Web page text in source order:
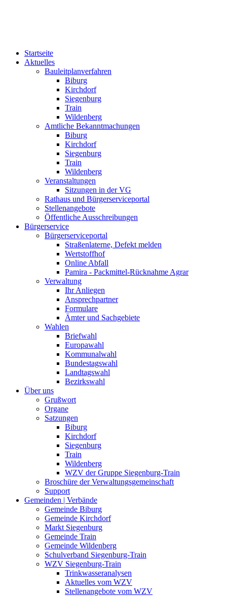
Startseite
Aktuelles
Bauleitplanverfahren
Biburg
Kirchdorf
Siegenburg
Train
Wildenberg
Amtliche Bekanntmachungen
Biburg
Kirchdorf
Siegenburg
Train
Wildenberg
Veranstaltungen
Sitzungen in der VG
Rathaus und Bürgerserviceportal
Stellenangebote
Öffentliche Ausschreibungen
Bürgerservice
Bürgerserviceportal
Straßenlaterne, Defekt melden
Wertstoffhof
Online Abfall
Pamira - Packmittel-Rücknahme Agrar
Verwaltung
Ihr Anliegen
Ansprechpartner
Formulare
Ämter und Sachgebiete
Wahlen
Briefwahl
Europawahl
Kommunalwahl
Bundestagswahl
Landtagswahl
Bezirkswahl
Über uns
Grußwort
Organe
Satzungen
Biburg
Kirchdorf
Siegenburg
Train
Wildenberg
WZV der Gruppe Siegenburg-Train
Broschüre der Verwaltungsgemeinschaft
Support
Gemeinden | Verbände
Gemeinde Biburg
Gemeinde Kirchdorf
Markt Siegenburg
Gemeinde Train
Gemeinde Wildenberg
Schulverband Siegenburg-Train
WZV Siegenburg-Train
Trinkwasseranalysen
Aktuelles vom WZV
Stellenangebote vom WZV